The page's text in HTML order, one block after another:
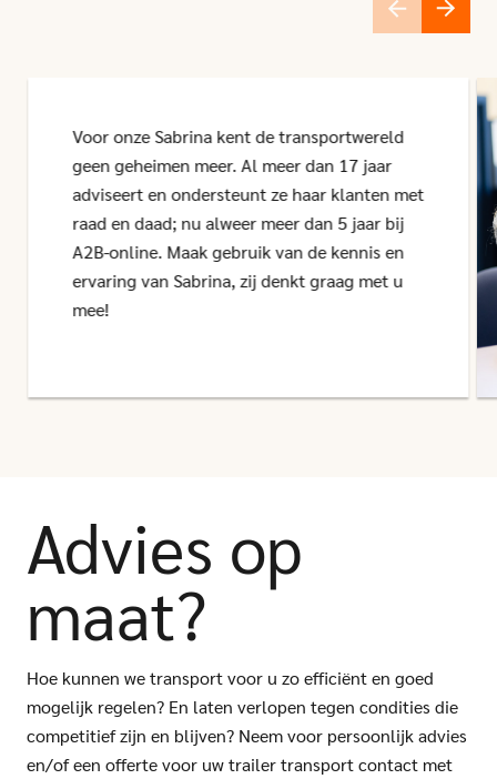
Voor onze Sabrina kent de transportwereld
geen geheimen meer. Al meer dan 17 jaar
adviseert en ondersteunt ze haar klanten met
raad en daad; nu alweer meer dan 5 jaar bij
A2B-online. Maak gebruik van de kennis en
ervaring van Sabrina, zij denkt graag met u
mee!
Advies op
maat?
Hoe kunnen we transport voor u zo efficiënt en goed
mogelijk regelen? En laten verlopen tegen condities die
competitief zijn en blijven? Neem voor persoonlijk advies
en/of een offerte voor uw trailer transport contact met